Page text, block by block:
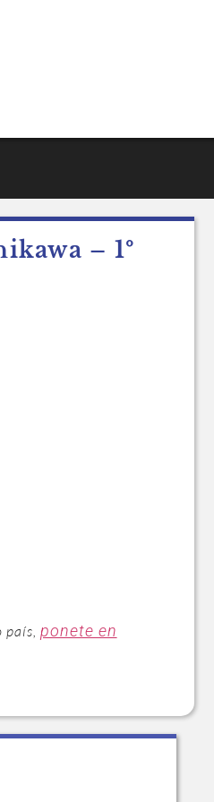
– 1º
país, ponete en